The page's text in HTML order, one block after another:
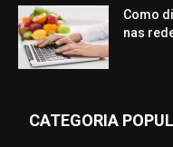
Como
nas
CATEGORIA